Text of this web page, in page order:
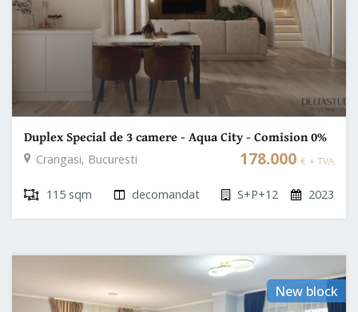
Duplex Special de 3 camere - Aqua City - Comision 0%
Crangasi, Bucuresti 178.000 € + TVA
115 sqm decomandat S+P+12 2023
New block